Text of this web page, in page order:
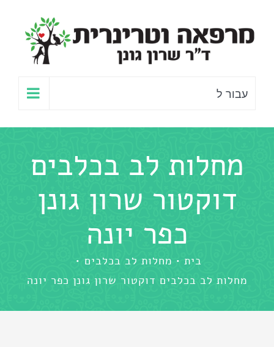
לתוכן
עבור ל
מחלות לב בכלבים
דוקטור שרון גונן
כפר יונה
בית
מחלות לב בכלבים
מחלות לב בכלבים דוקטור שרון גונן כפר יונה